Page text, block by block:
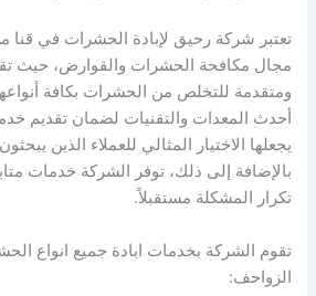
تعتبر شركة رحيق لإبادة الحشرات في قنا
مجال مكافحة الحشرات والقوارض، حيث
ومتقدمة للتخلص من الحشرات بكافة
أحدث المعدات والتقنيات لضمان تقديم
يجعلها الاختيار المثالي للعملاء الذين
بالإضافة إلى ذلك، توفر الشركة خدمات
تكرار المشكلة مستقبلاً.
تقوم الشركة بخدمات ابادة جميع انواع
الزواحف: